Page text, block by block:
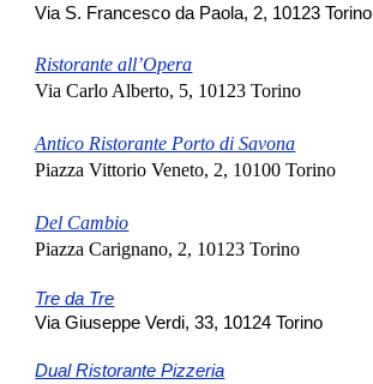
Via S. Francesco da Paola, 2, 10123 Torino
Ristorante all’Opera
Via Carlo Alberto, 5, 10123 Torino
Antico Ristorante Porto di Savona
Piazza Vittorio Veneto, 2, 10100 Torino
Del Cambio
Piazza Carignano, 2, 10123 Torino
Tre da Tre
Via Giuseppe Verdi, 33, 10124 Torino
Dual Ristorante Pizzeria